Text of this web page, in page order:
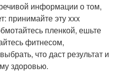
информации о том,
принимайте эту xxx
пленкой, ешьте
фитнесом,
что даст результат и
здоровью.